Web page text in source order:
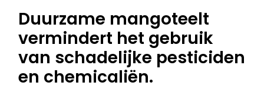
Duurzame mangoteelt
vermindert het gebruik
van schadelijke pesticiden
en chemicaliën.